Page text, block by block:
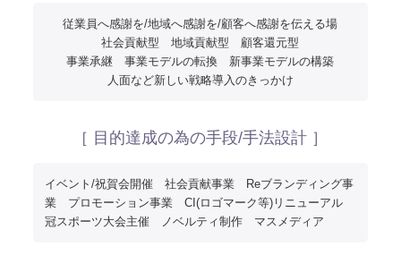
従業員へ感謝を/地域へ感謝を/顧客へ感謝を伝える場
社会貢献型 地域貢献型 顧客還元型
事業承継 事業モデルの転換 新事業モデルの構築
人面など新しい戦略導入のきっかけ
［ 目的達成の為の手段/手法設計 ］
イベント/祝賀会開催 社会貢献事業 Reブランディング事
業 プロモーション事業 CI(ロゴマーク等)リニューアル
冠スポーツ大会主催 ノベルティ制作 マスメディア